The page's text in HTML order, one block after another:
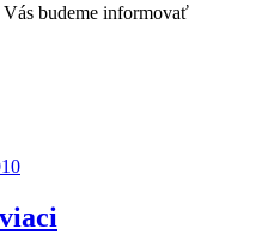
budeme informovať